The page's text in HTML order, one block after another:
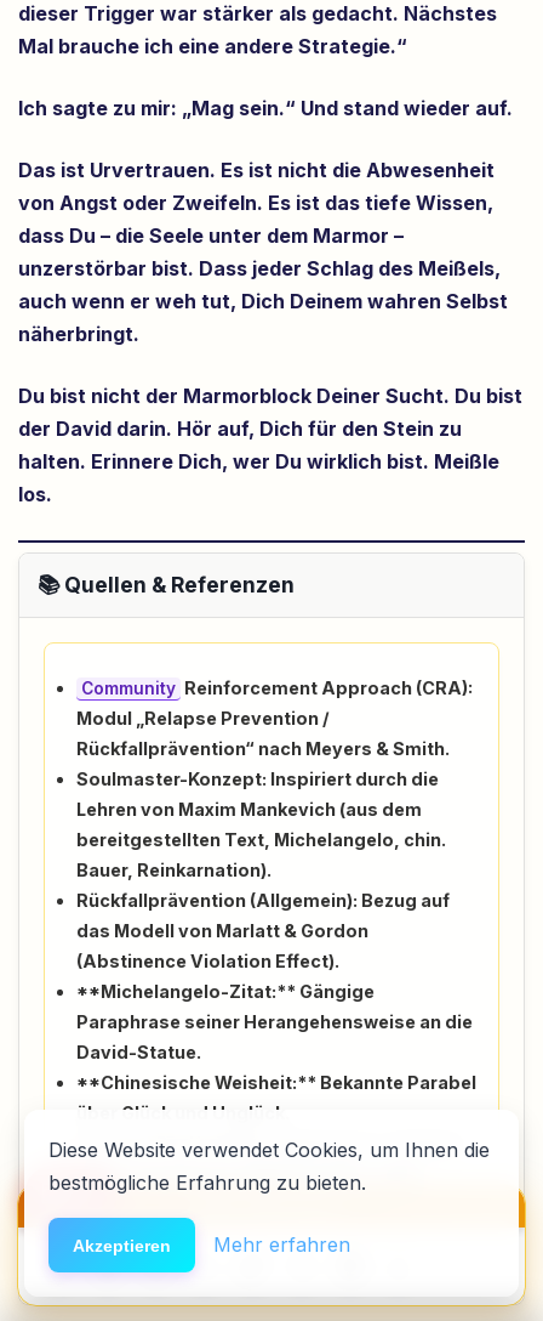
dieser Trigger war stärker als gedacht. Nächstes
Mal brauche ich eine andere Strategie.“
Ich sagte zu mir: „Mag sein.“ Und stand wieder auf.
Das ist Urvertrauen. Es ist nicht die Abwesenheit
von Angst oder Zweifeln. Es ist das tiefe Wissen,
dass Du – die Seele unter dem Marmor –
unzerstörbar bist. Dass jeder Schlag des Meißels,
auch wenn er weh tut, Dich Deinem wahren Selbst
näherbringt.
Du bist nicht der Marmorblock Deiner Sucht. Du bist
der David darin. Hör auf, Dich für den Stein zu
halten. Erinnere Dich, wer Du wirklich bist. Meißle
los.
📚 Quellen & Referenzen
Community
Reinforcement Approach (CRA):
Modul „Relapse Prevention /
Rückfallprävention“ nach Meyers & Smith.
Soulmaster-Konzept: Inspiriert durch die
Lehren von Maxim Mankevich (aus dem
bereitgestellten Text, Michelangelo, chin.
Bauer, Reinkarnation).
Rückfallprävention (Allgemein): Bezug auf
das Modell von Marlatt & Gordon
(Abstinence Violation Effect).
**Michelangelo-Zitat:** Gängige
Paraphrase seiner Herangehensweise an die
David-Statue.
**Chinesische Weisheit:** Bekannte Parabel
über Glück und Unglück.
**Jetzt! Die Kraft der Gegenwart:** Eckhart
Tolle, Kamphausen Media GmbH, 2010.
(
NeelixberliN -Projekt).
🆘Hilfe
Diese Website verwendet Cookies, um Ihnen die
bestmögliche Erfahrung zu bieten.
Akzeptieren Mehr erfahren